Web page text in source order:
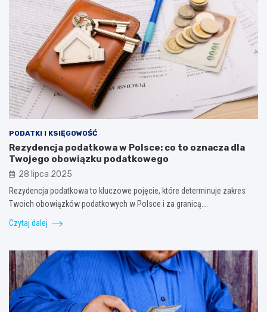
PODATKI I KSIĘGOWOŚĆ
Rezydencja podatkowa w Polsce: co to oznacza dla
Twojego obowiązku podatkowego
28 lipca 2025
Rezydencja podatkowa to kluczowe pojęcie, które determinuje zakres
Twoich obowiązków podatkowych w Polsce i za granicą.…
Czytaj dalej